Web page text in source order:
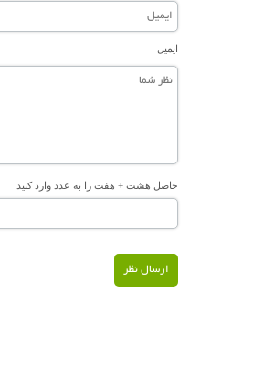
ایمیل
حاصل هشت + هفت را به عدد وارد کنید
ارسال نظر